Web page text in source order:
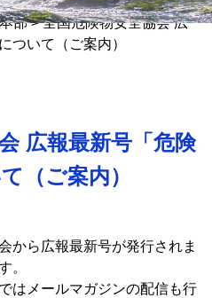
部>全国危険物安全協会 広
ついて（ご案内）
広報最新号「危険
（ご案内）
から広報最新号が発行されま
。
はメールマガジンの配信も行